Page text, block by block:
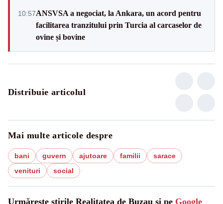
10:57ANSVSA a negociat, la Ankara, un acord pentru
facilitarea tranzitului prin Turcia al carcaselor de
ovine și bovine
Distribuie articolul
Mai multe articole despre
bani guvern ajutoare familii
sarace
venituri
social
Urmărește știrile Realitatea de Buzau și pe Google